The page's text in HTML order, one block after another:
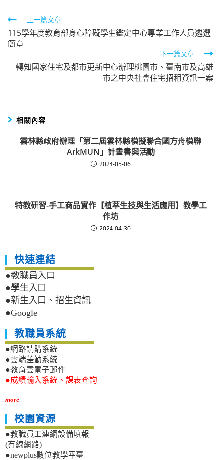
Read
more
articles
上一篇文章
115學年度教育部身心障礙學生鑑定中心專業工作人員遴選
簡章
下一篇文章
轉知國家住宅及都市更新中心辦理桃園市、臺南市及高雄
市之中央社會住宅招租資訊一案
相關內容
雲林縣政府辦理「第二屆雲林縣模擬聯合國方舟模聯
ArkMUN」計畫書與活動
2024-05-06
特教研習-手工商品實作【植萃生技與生活應用】教學工
作坊
2024-04-30
快速連結
●教職員入口
●學生入口
●新生入口、招生資訊
●Google
教職員系統
●網路請購系統
●雲端差勤系統
●教育雲電子郵件
●成績輸入系統、課表查詢
more
校園資源
●教職員工連網設備填報
(有線網路)
●newplus數位教學平臺